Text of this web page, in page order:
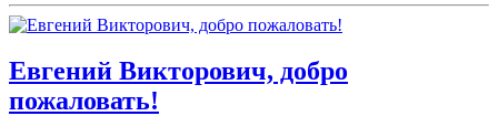
Евгений Викторович, добро
пожаловать!